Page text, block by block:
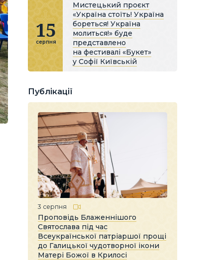
15
серпня
Мистецький проєкт
«Україна стоїть! Україна
бореться! Україна
молиться!» буде
представлено
на фестивалі «Букет»
у Софії Київській
Публікації
3 серпня
Проповідь Блаженнішого
Святослава під час
Всеукраїнської патріаршої прощі
до Галицької чудотворної ікони
Матері Божої в Крилосі